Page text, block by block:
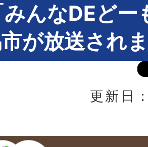
んなDEどー
が放送され
更新日